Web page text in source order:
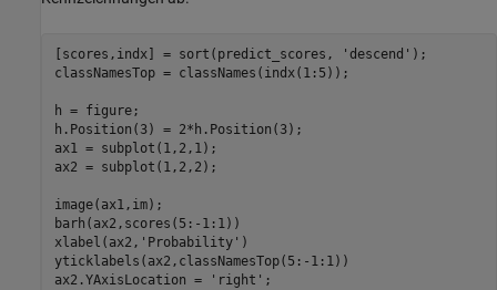
[scores,indx] = sort(predict_scores, 'descend' );
classNamesTop = classNames(indx(1:5));
h = figure;
h.Position(3) = 2*h.Position(3);
ax1 = subplot(1,2,1);
ax2 = subplot(1,2,2);
image(ax1,im);
barh(ax2,scores(5:-1:1))
xlabel(ax2, 'Probability' )
yticklabels(ax2,classNamesTop(5:-1:1))
ax2.YAxisLocation =
'right' ;